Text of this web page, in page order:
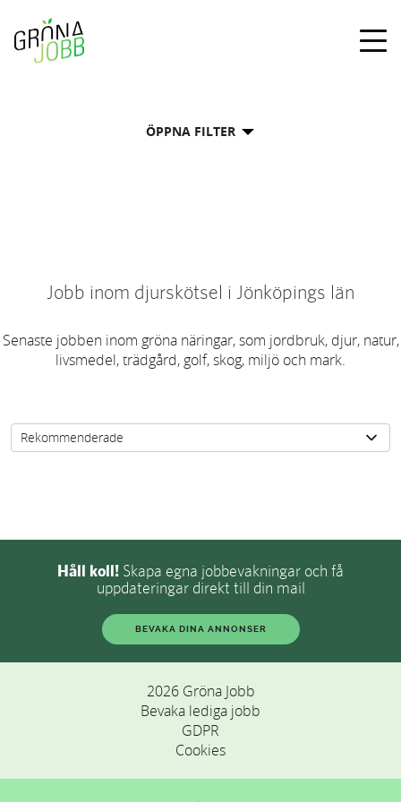
ÖPPNA FILTER
Jobb inom djurskötsel i Jönköpings län
Senaste jobben inom gröna näringar, som jordbruk, djur, natur,
livsmedel, trädgård, golf, skog, miljö och mark.
Håll koll! Skapa egna jobbevakningar och få
uppdateringar direkt till din mail
BEVAKA DINA ANNONSER
2026 Gröna Jobb
Bevaka lediga jobb
GDPR
Cookies